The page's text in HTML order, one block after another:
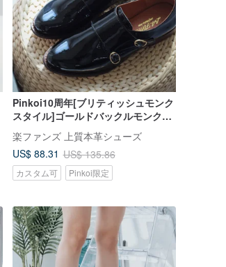
Pinkoi10周年[ブリティッシュモンク
スタイル]ゴールドバックルモンクシ
ューズ。カーボンファイバーブラッ
クダイヤモンド
楽ファンズ 上質本革シューズ
US$ 88.31 US$ 135.86
カスタム可 Pinkoi限定